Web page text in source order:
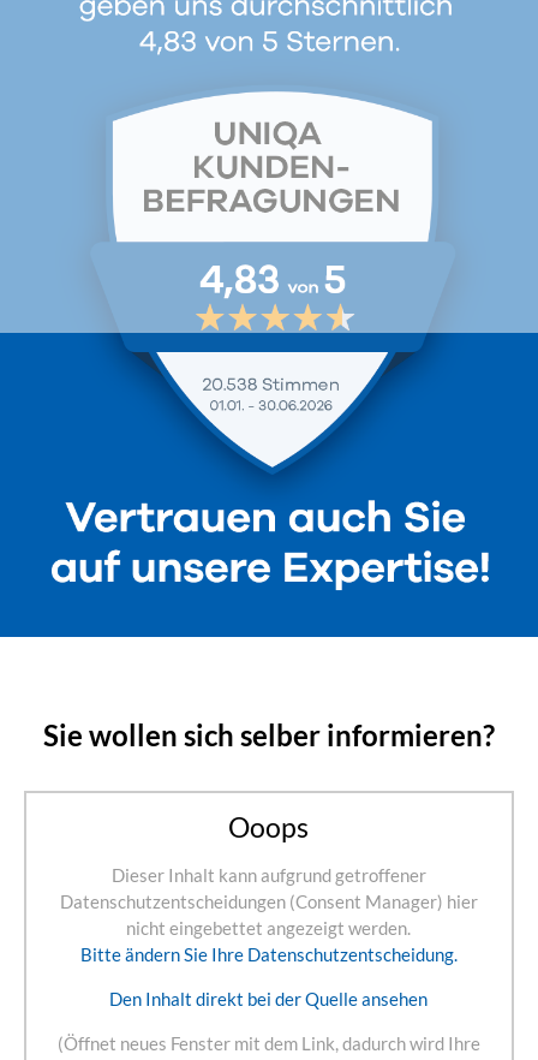
Sie wollen sich selber informieren?
Ooops
Dieser Inhalt kann aufgrund getroffener
Datenschutzentscheidungen (Consent Manager) hier
nicht eingebettet angezeigt werden.
Bitte ändern Sie Ihre Datenschutzentscheidung.
Den Inhalt direkt bei der Quelle ansehen
(Öffnet neues Fenster mit dem Link, dadurch wird Ihre